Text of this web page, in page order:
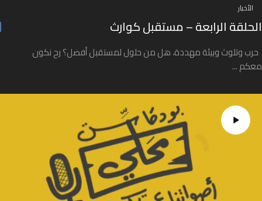
الأخبار
الحلقة الرابعة – مستقبل كوارث
حرب وتلوث وبيئة مهددة، هل من حلول لمستقبل أفضل؟ رح نكون
معكم ...